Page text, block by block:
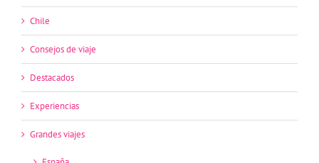
Chile
Consejos de viaje
Destacados
Experiencias
Grandes viajes